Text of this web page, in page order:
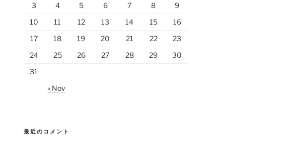
3
4 5 6 7 8
9
10
11 12 13 14 15
16
17
18 19 20 21 22
23
24
25 26 27 28 29
30
31
« Nov
最近のコメント